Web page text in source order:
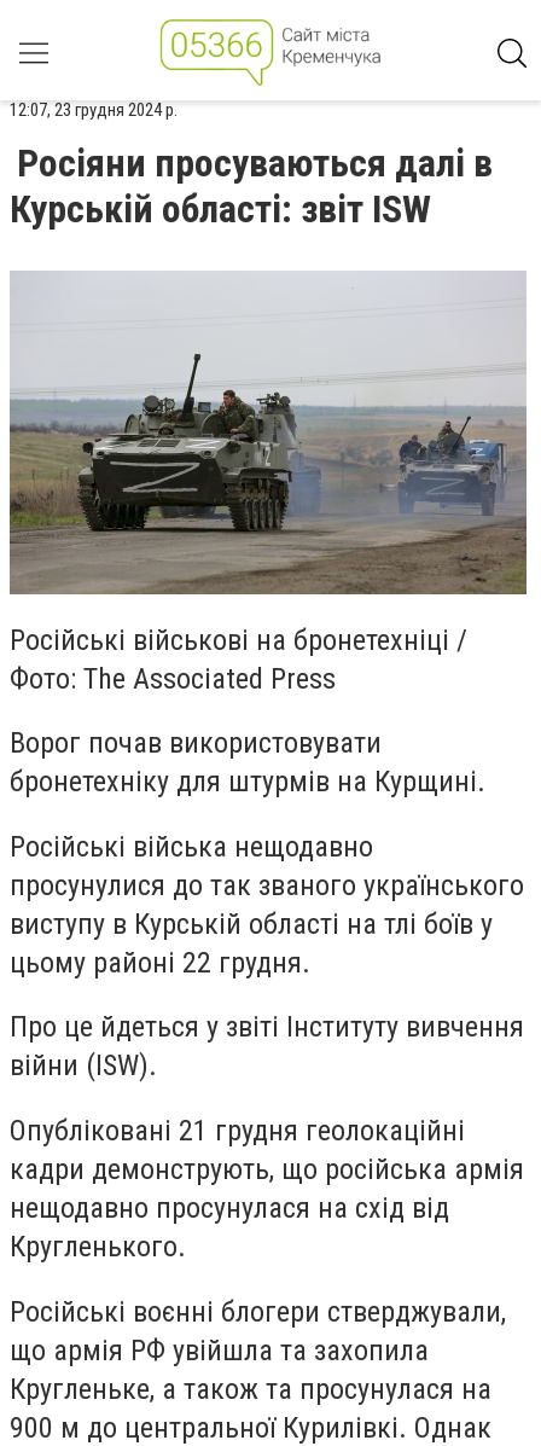
12:07, 23 грудня 2024 р.
Росіяни просуваються далі в
Курській області: звіт ISW
Російські військові на бронетехніці /
Фото: The Associated Press
Ворог почав використовувати
бронетехніку для штурмів на Курщині.
Російські війська нещодавно
просунулися до так званого українського
виступу в Курській області на тлі боїв у
цьому районі 22 грудня.
Про це йдеться у звіті Інституту вивчення
війни (ISW).
Опубліковані 21 грудня геолокаційні
кадри демонструють, що російська армія
нещодавно просунулася на схід від
Кругленького.
Російські воєнні блогери стверджували,
що армія РФ увійшла та захопила
Кругленьке, а також та просунулася на
900 м до центральної Курилівкі. Однак